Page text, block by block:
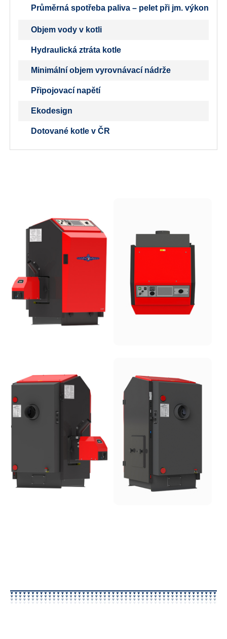
Průměrná spotřeba paliva – pelet při jm. výkonu
Objem vody v kotli
Hydraulická ztráta kotle
Minimální objem vyrovnávací nádrže
Připojovací napětí
Ekodesign
Dotované kotle v ČR